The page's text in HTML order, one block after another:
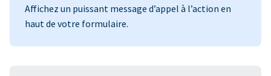
Affichez un puissant message d’appel à l’action en
haut de votre formulaire.